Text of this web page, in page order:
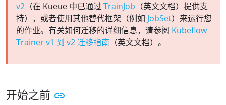
v2 （在 Kueue 中已通过 TrainJob （英文文档）提供支
持），或者使用其他替代框架（例如 JobSet）来运行您
的作业。有关如何迁移的详细信息，请参阅 Kubeflow
Trainer v1 到 v2 迁移指南 （英文文档）。
开始之前